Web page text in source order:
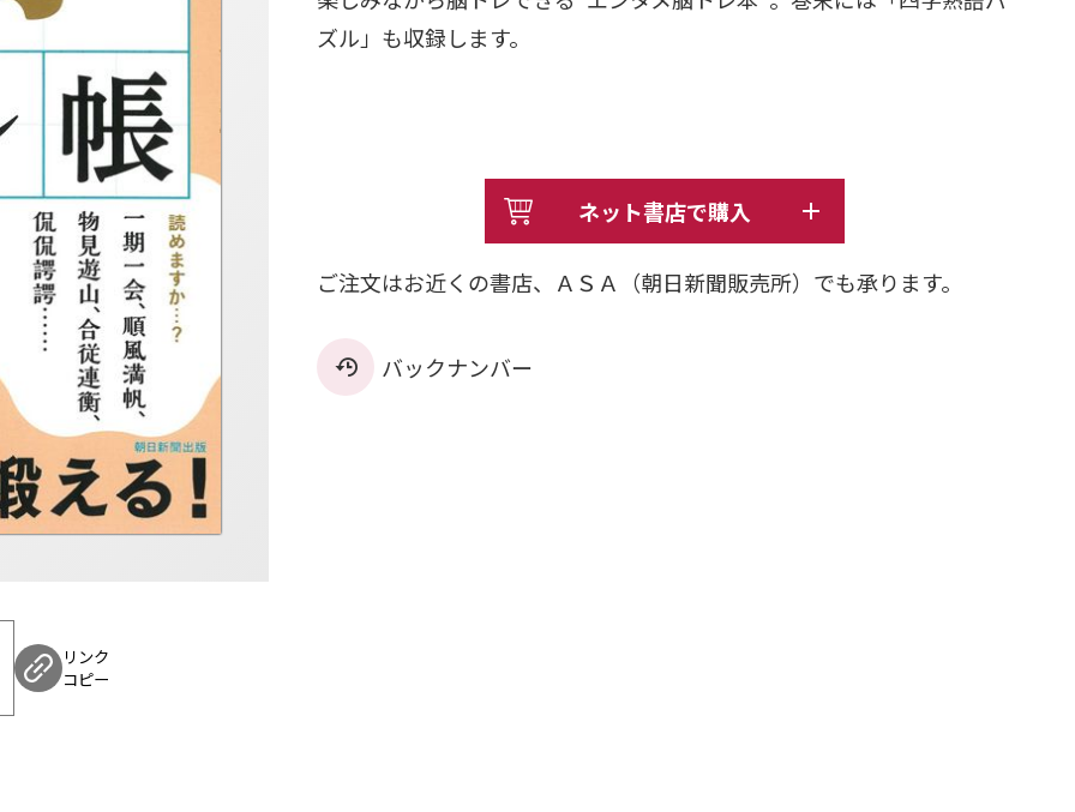
リンク
コピー
ズル」も収録します。
ネット書店で購入
ご注文はお近くの書店、ＡＳＡ（朝日新聞販売所）でも承ります。
バックナンバー